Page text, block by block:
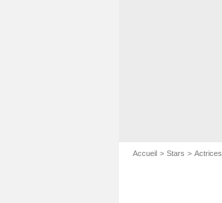
Accueil Stars Actrices